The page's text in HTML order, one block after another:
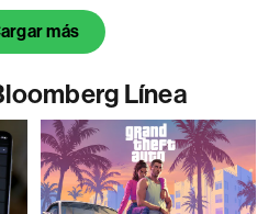
más
Línea